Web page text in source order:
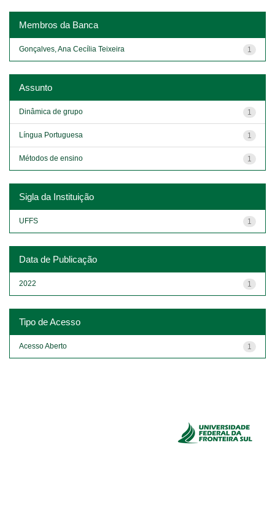
Membros da Banca
1
Gonçalves, Ana Cecília Teixeira
Assunto
1
Dinâmica de grupo
1
Língua Portuguesa
1
Métodos de ensino
Sigla da Instituição
1
UFFS
Data de Publicação
1
2022
Tipo de Acesso
1
Acesso Aberto